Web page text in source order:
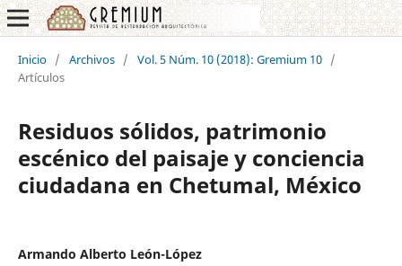
Inicio / Archivos / Vol. 5 Núm. 10 (2018): Gremium 10 /
Artículos
Residuos sólidos, patrimonio
escénico del paisaje y conciencia
ciudadana en Chetumal, México
Armando Alberto León-López